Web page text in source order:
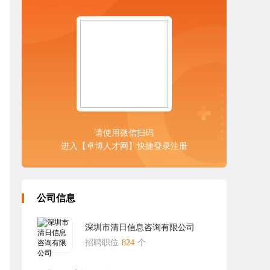
请使用微信扫码
进入【卓博人才网】快捷登录注册
公司信息
深圳市清日信息咨询有限公司
招聘职位 824 个